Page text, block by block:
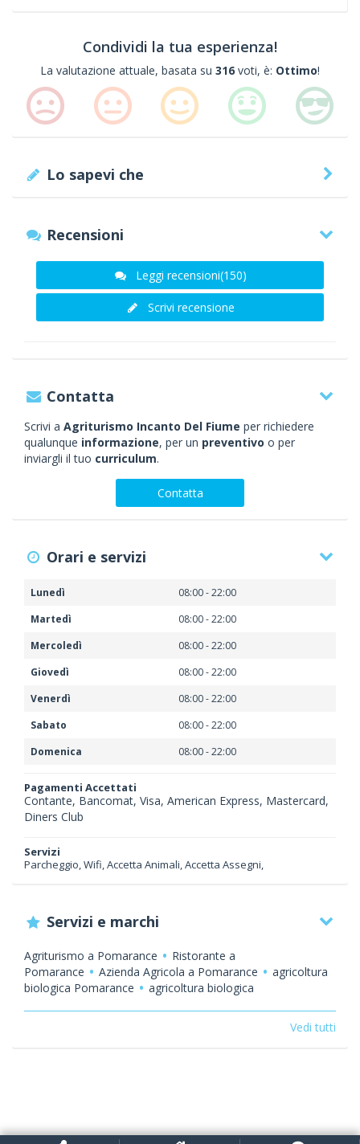
Condividi la tua esperienza!
La valutazione attuale, basata su 316 voti, è: Ottimo!
Lo sapevi che
Recensioni
Leggi recensioni(150)
Scrivi recensione
Contatta
Scrivi a Agriturismo Incanto Del Fiume per richiedere
qualunque informazione, per un preventivo o per
inviargli il tuo curriculum.
Contatta
Orari e servizi
Lunedì
08:00 - 22:00
Martedì
08:00 - 22:00
Mercoledì
08:00 - 22:00
Giovedì
08:00 - 22:00
Venerdì
08:00 - 22:00
Sabato
08:00 - 22:00
Domenica
08:00 - 22:00
Pagamenti Accettati
Contante, Bancomat, Visa, American Express, Mastercard,
Diners Club
Servizi
Parcheggio, Wifi, Accetta Animali, Accetta Assegni,
Servizi e marchi
Agriturismo a Pomarance
Ristorante a
Pomarance
Azienda Agricola a Pomarance
agricoltura
biologica Pomarance
agricoltura biologica
Pisa
cucina tipica Volterra
viticoltura
Vedi tutti